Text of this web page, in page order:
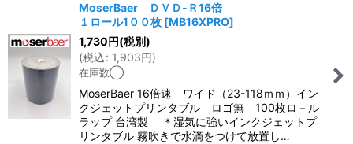
MoserBaer ＤＶＤ-Ｒ16倍
１ロール1００枚 [MB16XPRO]
1,730 円(税別)
(税込: 1,903円)
在庫数◯
MoserBaer 16倍速 ワイド（23-118ｍｍ）イン
クジェットプリンタブル ロゴ無 100枚ロ－ル
ラップ 台湾製 ＊湿気に強いインクジェットプ
リンタブル 霧吹きで水滴をつけて放置し…